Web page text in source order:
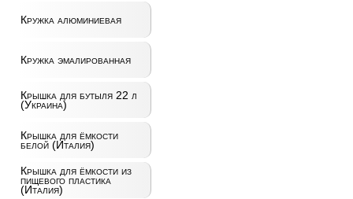
Кружка алюминиевая
Кружка эмалированная
Крышка для бутыля 22 л
(Украина)
Крышка для ёмкости
белой (Италия)
Крышка для ёмкости из
пищевого пластика
(Италия)